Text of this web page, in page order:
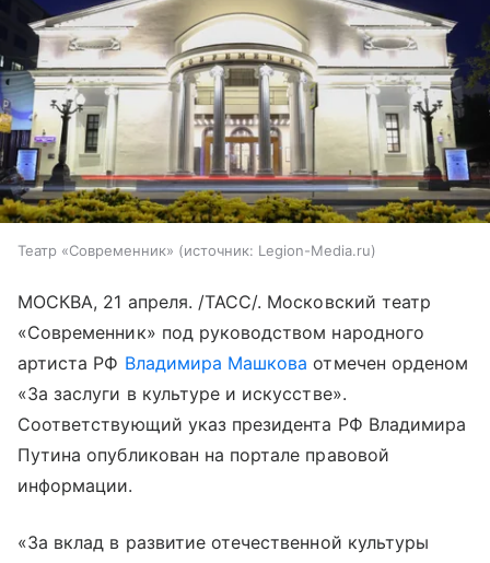
Театр «Современник» источник: Legion-Media.ru
МОСКВА, 21 апреля. /ТАСС/. Московский театр
«Современник» под руководством народного
артиста РФ Владимира Машкова отмечен орденом
«За заслуги в культуре и искусстве».
Соответствующий указ президента РФ Владимира
Путина опубликован на портале правовой
информации.
«За вклад в развитие отечественной культуры